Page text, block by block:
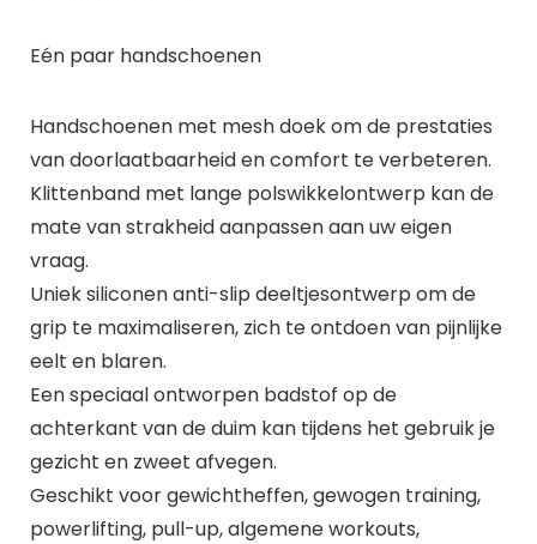
Eén paar handschoenen
Handschoenen met mesh doek om de prestaties
van doorlaatbaarheid en comfort te verbeteren.
Klittenband met lange polswikkelontwerp kan de
mate van strakheid aanpassen aan uw eigen
vraag.
Uniek siliconen anti-slip deeltjesontwerp om de
grip te maximaliseren, zich te ontdoen van pijnlijke
eelt en blaren.
Een speciaal ontworpen badstof op de
achterkant van de duim kan tijdens het gebruik je
gezicht en zweet afvegen.
Geschikt voor gewichtheffen, gewogen training,
powerlifting, pull-up, algemene workouts,